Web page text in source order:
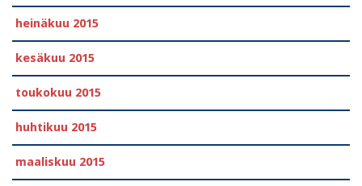
heinäkuu 2015
kesäkuu 2015
toukokuu 2015
huhtikuu 2015
maaliskuu 2015